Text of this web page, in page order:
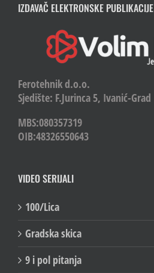
IZDAVAČ ELEKTRONSKE PUBLIKACIJE
Ferotehnik d.o.o.
Sjedište: F.Jurinca 5, Ivanić-Grad
MBS:080357319
OIB:48326550643
VIDEO SERIJALI
100/Lica
Gradska skica
9 i pol pitanja